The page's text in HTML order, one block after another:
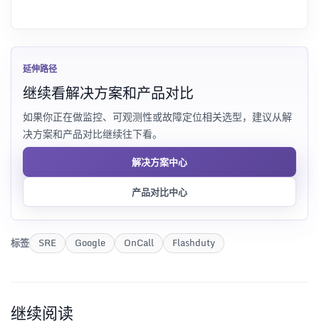
延伸路径
继续看解决方案和产品对比
如果你正在做监控、可观测性或故障定位相关选型，建议从解
决方案和产品对比继续往下看。
解决方案中心
产品对比中心
标签 SRE Google OnCall Flashduty
继续阅读